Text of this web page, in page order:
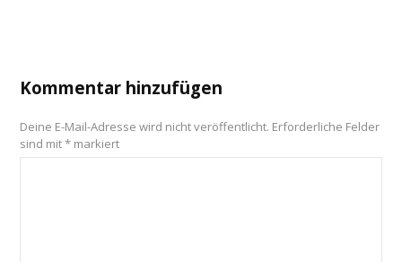
Kommentar hinzufügen
Deine E-Mail-Adresse wird nicht veröffentlicht. Erforderliche Felder
sind mit* markiert